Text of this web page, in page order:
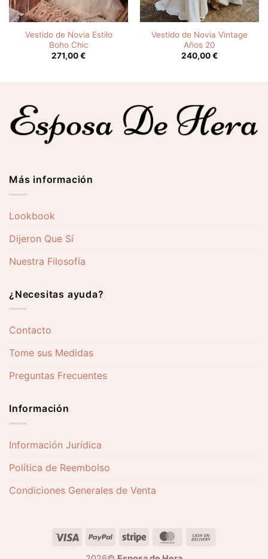
Vestido de Novia Estilo
Boho Chic
271,00€
Vestido de Novia Vintage
Años 20
240,00€
Más información
Lookbook
Dijeron Que Sí
Nuestra Filosofía
¿Necesitas ayuda?
Contacto
Tome sus Medidas
Preguntas Frecuentes
Información
Información Jurídica
Política de Reembolso
Condiciones Generales de Venta